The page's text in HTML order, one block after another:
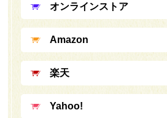
オンラインストア
Amazon
楽天
Yahoo!